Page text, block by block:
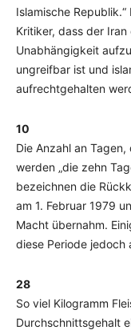
Islamische
Kritiker, dass der
Unabhängigkeit
ungreifbar ist und
aufrechtgehalten
10
Die Anzahl an
werden „die zehn
bezeichnen die
am 1. Februar 1979
Macht übernahm.
diese Periode jedoch
28
So viel Kilogramm
Durchschnittsgehalt